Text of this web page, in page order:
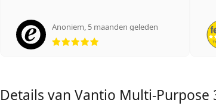
Anoniem, 5 maanden geleden
Beoordeling 5 van 5
Details van Vantio Multi-